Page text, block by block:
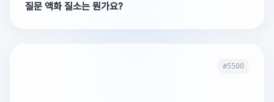
질문 액화 질소는 뭔가요?
#5500